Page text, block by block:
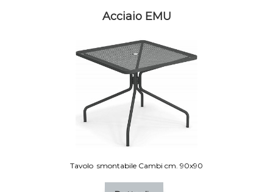
Acciaio EMU
Tavolo smontabile Cambi cm. 90x90